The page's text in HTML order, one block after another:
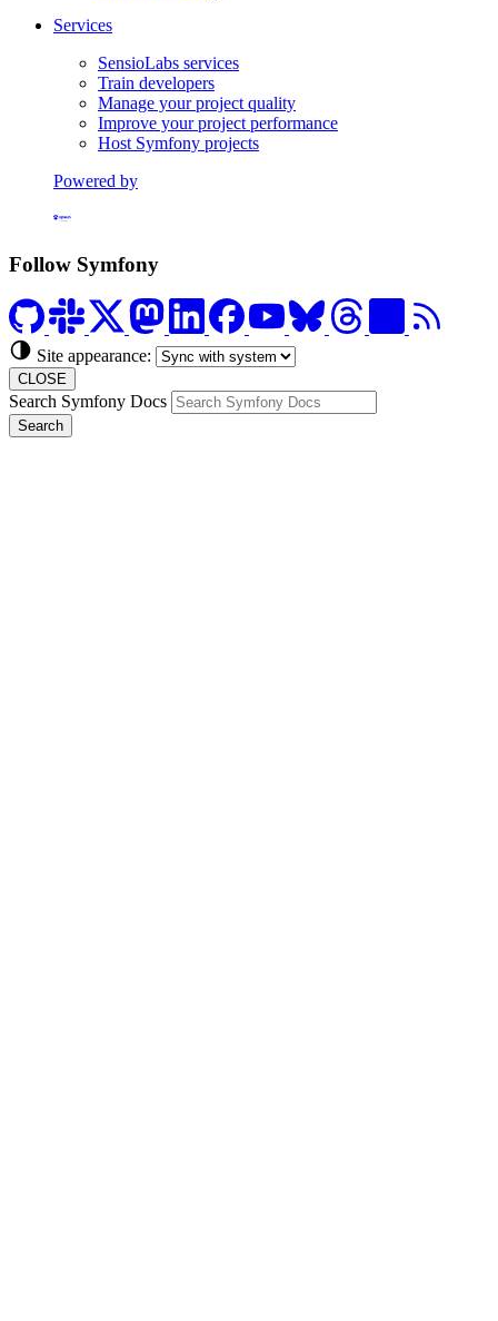
Services
SensioLabs services
Train developers
Manage your project quality
Improve your project performance
Host Symfony projects
Powered by
Follow Symfony
Site appearance:
CLOSE
Search Symfony Docs
Search